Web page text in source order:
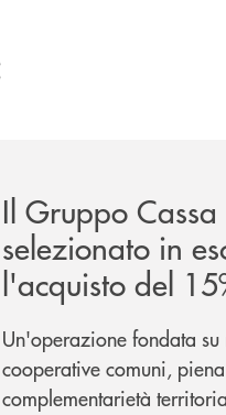
Il Gruppo
selezionato in
l'acquisto del
Cambiano 1884
Un'operazione fondata
cooperative comuni, piena
complementarietà